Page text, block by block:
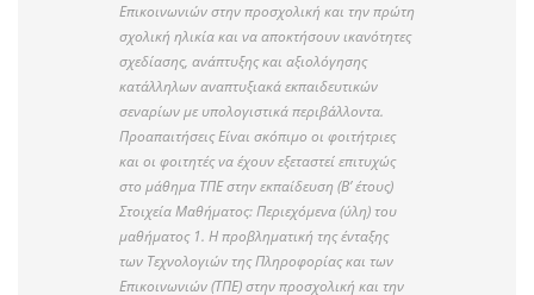
Επικοινωνιών στην προσχολική και την πρώτη
σχολική ηλικία και να αποκτήσουν ικανότητες
σχεδίασης, ανάπτυξης και αξιολόγησης
κατάλληλων αναπτυξιακά εκπαιδευτικών
σεναρίων με υπολογιστικά περιβάλλοντα.
Προαπαιτήσεις Είναι σκόπιμο οι φοιτήτριες
και οι φοιτητές να έχουν εξεταστεί επιτυχώς
στο μάθημα ΤΠΕ στην εκπαίδευση (Β’ έτους)
Στοιχεία Μαθήματος: Περιεχόμενα (ύλη) του
μαθήματος 1. Η προβληματική της ένταξης
των Τεχνολογιών της Πληροφορίας και των
Επικοινωνιών (ΤΠΕ) στην προσχολική και την